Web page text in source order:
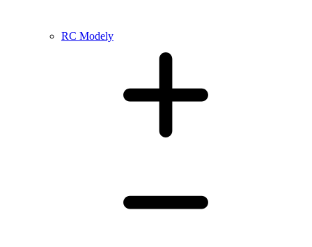
RC Modely